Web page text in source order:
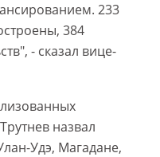
233
384
- сказал вице-
назвал
Удэ, Магадане,